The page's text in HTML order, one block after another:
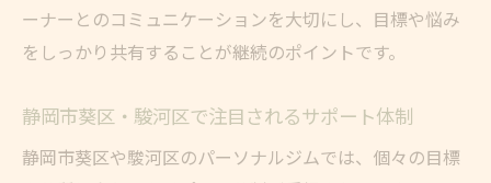
ーナーとのコミュニケーションを大切にし、目標や悩み
をしっかり共有することが継続のポイントです。
静岡市葵区・駿河区で注目されるサポート体制
静岡市葵区や駿河区のパーソナルジムでは、個々の目標